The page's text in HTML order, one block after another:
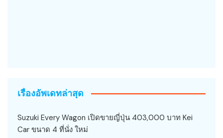
เรื่องอัพเดทล่าสุด
Suzuki Every Wagon เปิดขายญี่ปุ่น 403,000 บาท Kei
Car ขนาด 4 ที่นั่ง ใหม่